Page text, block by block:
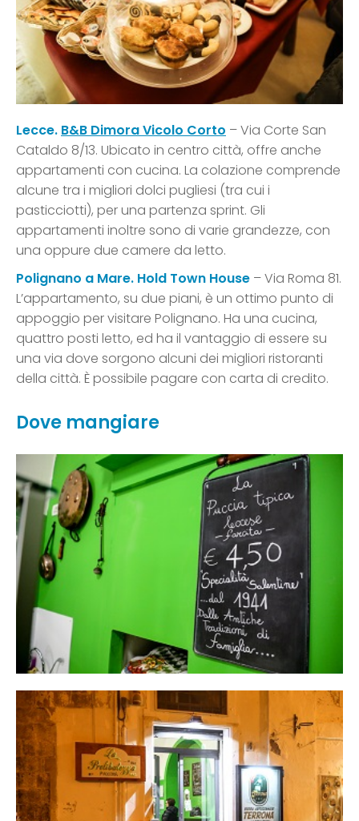
Lecce. B&B Dimora Vicolo Corto – Via Corte San
Cataldo 8/13. Ubicato in centro città, offre anche
appartamenti con cucina. La colazione comprende
alcune tra i migliori dolci pugliesi (tra cui i
pasticciotti), per una partenza sprint. Gli
appartamenti inoltre sono di varie grandezze, con
una oppure due camere da letto.
Polignano a Mare. Hold Town House – Via Roma 81.
L’appartamento, su due piani, è un ottimo punto di
appoggio per visitare Polignano. Ha una cucina,
quattro posti letto, ed ha il vantaggio di essere su
una via dove sorgono alcuni dei migliori ristoranti
della città. È possibile pagare con carta di credito.
Dove mangiare